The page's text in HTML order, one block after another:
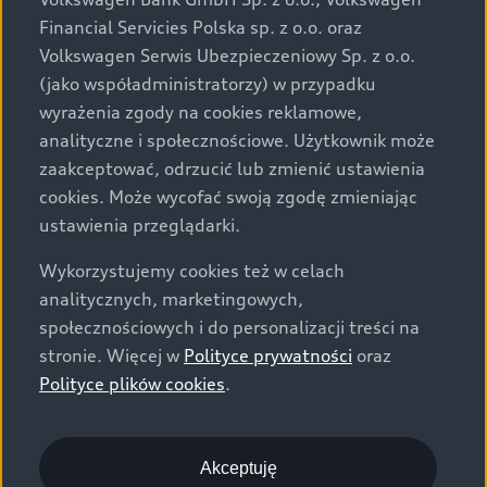
za dopłatą. Wiążące ustalenie ceny, wyposażenia i
specyfikacji pojazdu następują w umowie sprzedaży, a
określenie parametrów technicznych zawiera
świadectwo homologacji typu pojazdu. Zastrzegamy
sobie prawo do zmian i pomyłek. Wszelkie informacje
prezentowane na stronie są aktualne na dzień ich
zamieszczania. W celu uzyskania najnowszych
informacji prosimy kontaktować się z Partnerem Marki
Audi.
Wszystkie produkowane obecnie samochody marki Audi
są wykonywane z materiałów spełniających pod
względem możliwości odzysku i recyklingu wymagania
określone w normie ISO 22628 i są zgodne z
europejskimi świadectwami homologacji wydanymi wg
o.o. podlega obowiązkowi zapewnienia wszystkim
użytkownikom samochodów marki Volkswagen sieci
Financial Servicies Polska sp. z o.o. oraz
Volkswagen Serwis Ubezpieczeniowy Sp. z o.o.
(jako współadministratorzy) w przypadku
wyrażenia zgody na cookies reklamowe,
analityczne i społecznościowe. Użytkownik może
zaakceptować, odrzucić lub zmienić ustawienia
cookies. Może wycofać swoją zgodę zmieniając
ustawienia przeglądarki.
Wykorzystujemy cookies też w celach
analitycznych, marketingowych,
społecznościowych i do personalizacji treści na
stronie. Więcej w Polityce prywatności oraz
Polityce plików cookies.
Akceptuję